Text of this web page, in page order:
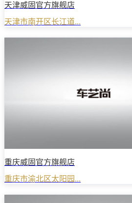
天津威固官方旗舰店
天津市南开区长江道...
重庆威固官方旗舰店
重庆市渝北区太阳园...